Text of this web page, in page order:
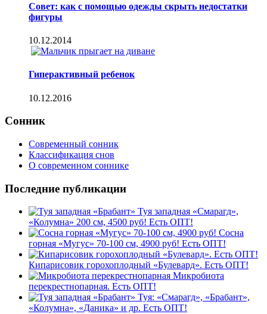
Совет: как с помощью одежды скрыть недостатки
фигуры
10.12.2014
Гиперактивный ребенок
10.12.2016
Сонник
Современный сонник
Классификация снов
О современном соннике
Последние публикации
Туя западная «Смарагд»,
«Колумна» 200 см, 4500 руб! Есть ОПТ!
Сосна
горная «Мугус» 70-100 см, 4900 руб! Есть ОПТ!
Кипарисовик горохоплодный «Булевард». Есть ОПТ!
Микробиота
перекрестнопарная. Есть ОПТ!
Туя: «Смарагд», «Брабант»,
«Колумна», «Даника» и др. Есть ОПТ!